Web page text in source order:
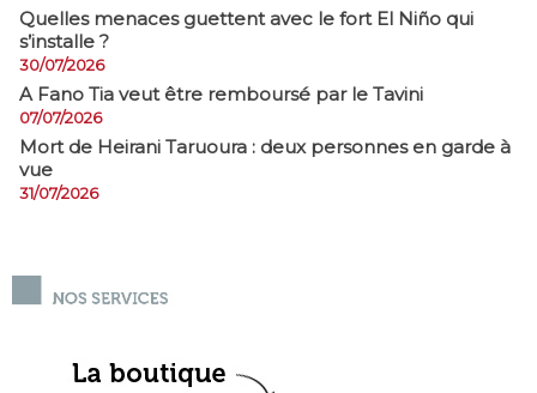
Quelles menaces guettent avec le fort El Niño qui
s’installe ?
30/07/2026
A Fano Tia veut être remboursé par le Tavini
07/07/2026
Mort de Heirani Taruoura : deux personnes en garde à
vue
31/07/2026